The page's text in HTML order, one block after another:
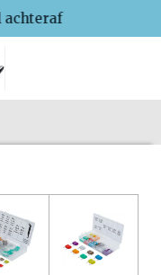
achteraf